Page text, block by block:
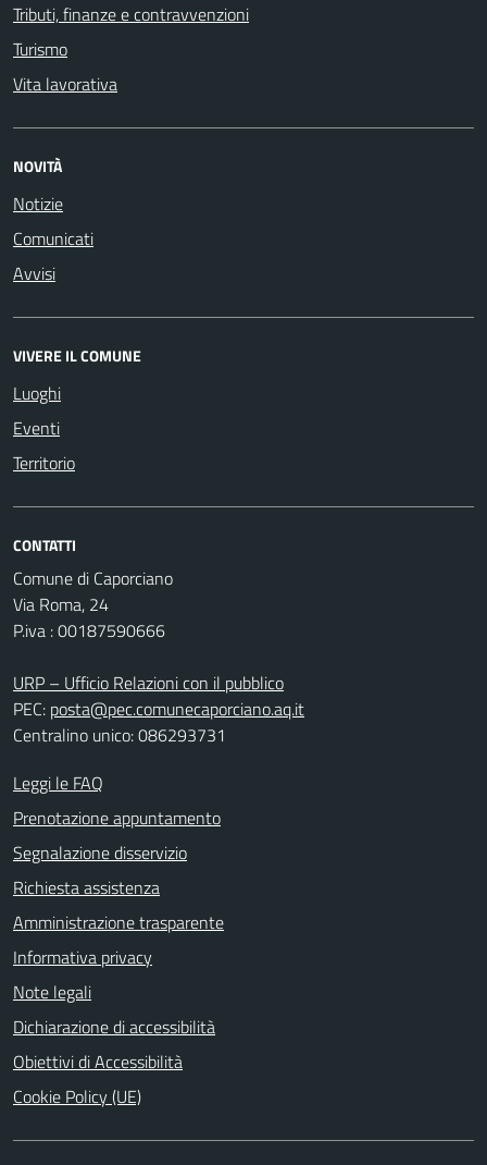
Tributi, finanze e contravvenzioni
Turismo
Vita lavorativa
NOVITÀ
Notizie
Comunicati
Avvisi
VIVERE IL COMUNE
Luoghi
Eventi
Territorio
CONTATTI
Comune di Caporciano
Via Roma, 24
P.iva : 00187590666
URP – Ufficio Relazioni con il pubblico
PEC: posta@pec.comunecaporciano.aq.it
Centralino unico: 086293731
Leggi le FAQ
Prenotazione appuntamento
Segnalazione disservizio
Richiesta assistenza
Amministrazione trasparente
Informativa privacy
Note legali
Dichiarazione di accessibilità
Obiettivi di Accessibilità
Cookie Policy (UE)